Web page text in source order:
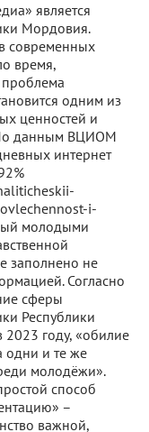
является
Мордовия.
современных
время,
одним из
ценностей и
данным ВЦИОМ
интернет
i-
молодыми
заполнено не
Согласно
сферы
Республики
году, «обилие
одни и те же
молодёжи».
способ
–
важной,